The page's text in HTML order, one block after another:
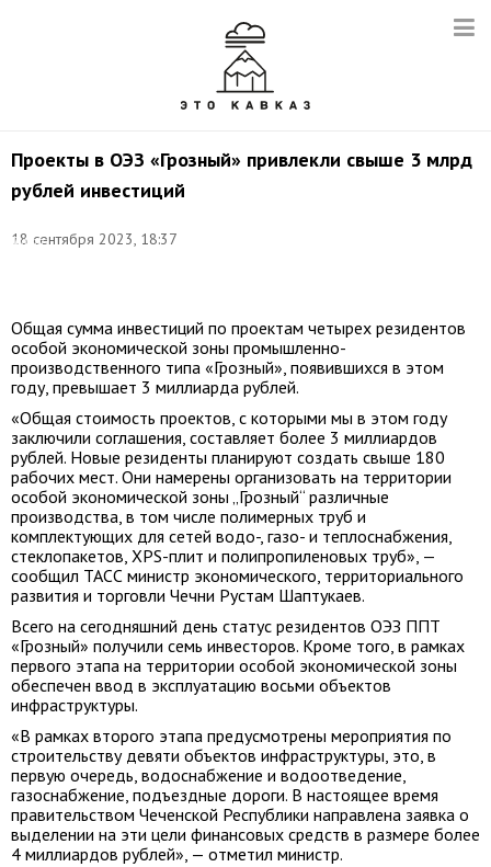
Проекты в ОЭЗ «Грозный» привлекли свыше 3 млрд
рублей инвестиций
18 сентября 2023, 18:37
Фото:
Общая сумма инвестиций по проектам четырех резидентов
особой экономической зоны промышленно-
производственного типа «Грозный», появившихся в этом
году, превышает 3 миллиарда рублей.
«Общая стоимость проектов, с которыми мы в этом году
заключили соглашения, составляет более 3 миллиардов
рублей. Новые резиденты планируют создать свыше 180
рабочих мест. Они намерены организовать на территории
особой экономической зоны „Грозный“ различные
производства, в том числе полимерных труб и
комплектующих для сетей водо-, газо- и теплоснабжения,
стеклопакетов, XPS-плит и полипропиленовых труб», —
сообщил ТАСС министр экономического, территориального
развития и торговли Чечни Рустам Шаптукаев.
Всего на сегодняшний день статус резидентов ОЭЗ ППТ
«Грозный» получили семь инвесторов. Кроме того, в рамках
первого этапа на территории особой экономической зоны
обеспечен ввод в эксплуатацию восьми объектов
инфраструктуры.
«В рамках второго этапа предусмотрены мероприятия по
строительству девяти объектов инфраструктуры, это, в
первую очередь, водоснабжение и водоотведение,
газоснабжение, подъездные дороги. В настоящее время
правительством Чеченской Республики направлена заявка о
выделении на эти цели финансовых средств в размере более
4 миллиардов рублей», — отметил министр.